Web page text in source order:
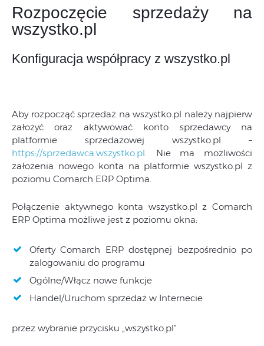
Rozpoczęcie sprzedaży na
wszystko.pl
Konfiguracja współpracy z wszystko.pl
Aby rozpocząć sprzedaż na wszystko.pl należy najpierw
założyć oraz aktywować konto sprzedawcy na
platformie sprzedażowej wszystko.pl –
https://sprzedawca.wszystko.pl. Nie ma możliwości
założenia nowego konta na platformie wszystko.pl z
poziomu Comarch ERP Optima.
Połączenie aktywnego konta wszystko.pl z Comarch
ERP Optima możliwe jest z poziomu okna:
Oferty Comarch ERP dostępnej bezpośrednio po
zalogowaniu do programu
Ogólne/Włącz nowe funkcje
Handel/Uruchom sprzedaż w Internecie
przez wybranie przycisku „wszystko.pl”